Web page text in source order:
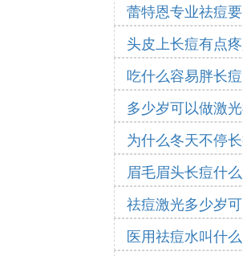
蕾特恩专业祛痘
头皮上长痘有点
吃什么容易胖长痘
多少岁可以做激
为什么冬天不停
眉毛眉头长痘什
祛痘激光多少岁
医用祛痘水叫什么